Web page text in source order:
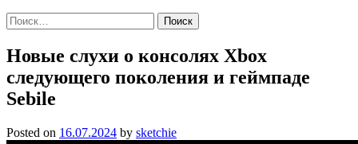
Найти:
Новые слухи о консолях Xbox
следующего поколения и геймпаде
Sebile
Posted on 16.07.2024 by sketchie